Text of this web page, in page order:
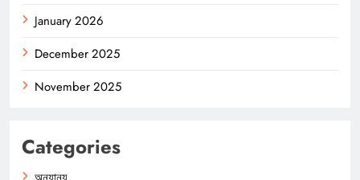
January 2026
December 2025
November 2025
Categories